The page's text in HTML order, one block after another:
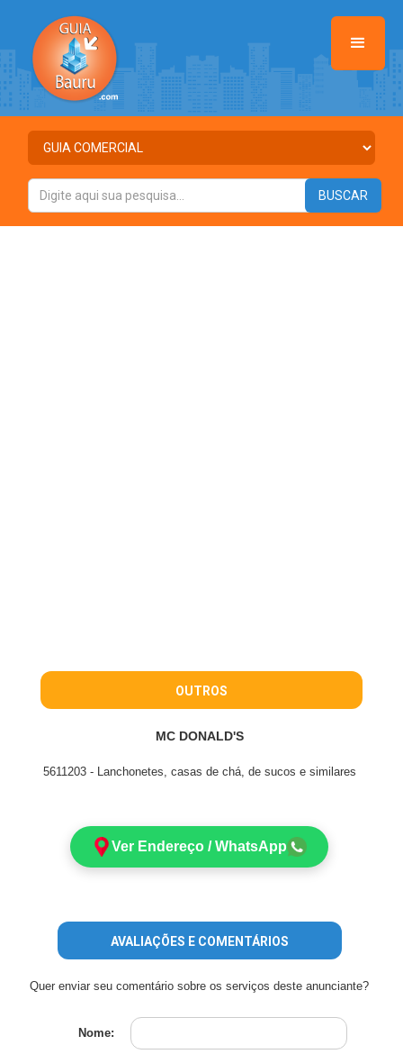
OUTROS
MC DONALD'S
5611203 - Lanchonetes, casas de chá, de sucos e similares
Ver Endereço / WhatsApp
AVALIAÇÕES E COMENTÁRIOS
Quer enviar seu comentário sobre os serviços deste anunciante?
Nome: